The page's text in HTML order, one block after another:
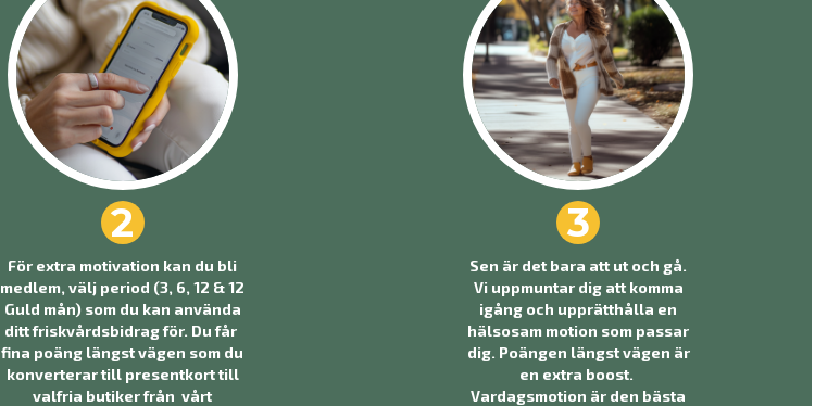
2
För extra motivation kan du bli
medlem, välj period (3, 6, 12 & 12
Guld mån) som du kan använda
ditt friskvårdsbidrag för. Du får
fina poäng längst vägen som du
konverterar till presentkort till
valfria butiker från vårt
3
Sen är det bara att ut och gå.
Vi uppmuntar dig att komma
igång och upprätthålla en
hälsosam motion som passar
dig. Poängen längst vägen är
en extra boost.
Vardagsmotion är den bästa